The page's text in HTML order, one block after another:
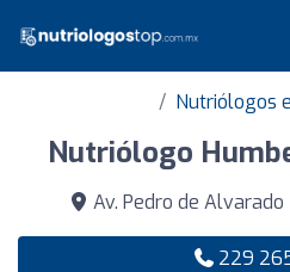
Nutriólogos
Nutriólogo
Av. Pedro de Alvarado
229